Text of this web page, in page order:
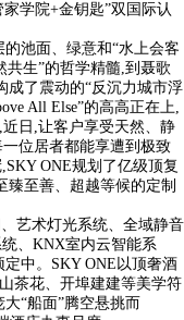
学院+金钥匙”双国际认
池面、绿意和“水上会客
共生”的哲学精髓,到聂歌
成了震动的“反沉力城市浮
All Else”的高高正在上,
日,让客户享受天然、静
位居者都能享遭到极致
ONE规划了亿级顶复
臻至善、超越等候的定制
艺术灯光系统、全域静音
、KNX室内云智能系
中。SKY ONE以顶奢酒
茶花、开埠建建等美学符
“船面”腾空悬挑而